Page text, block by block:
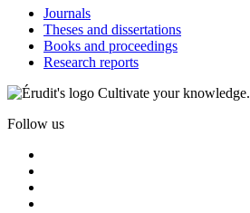
Journals
Theses and dissertations
Books and proceedings
Research reports
Cultivate your knowledge.
Follow us